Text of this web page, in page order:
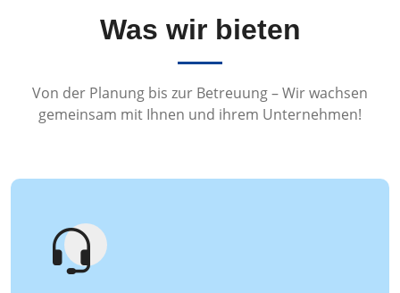
2025
Haben wir über
Was wir bieten
Von der Planung bis zur Betreuung – Wir wachsen
gemeinsam mit Ihnen und ihrem Unternehmen!